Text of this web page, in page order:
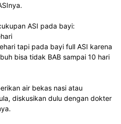
ASI pada bayi:
tapi pada bayi full ASI karena
bisa tidak BAB sampai 10 hari
air bekas nasi atau
diskusikan dulu dengan dokter